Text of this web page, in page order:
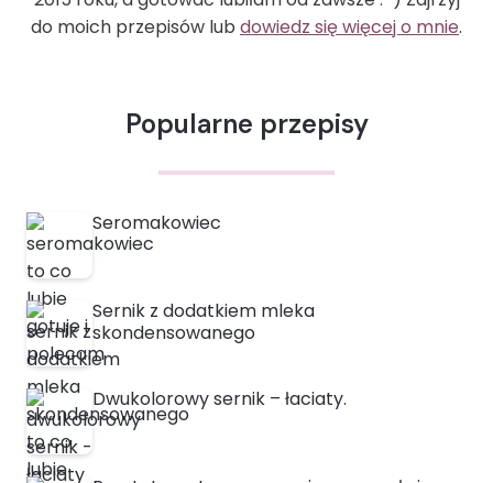
do moich przepisów lub dowiedz się więcej o mnie.
Popularne przepisy
Seromakowiec
Sernik z dodatkiem mleka
skondensowanego
Dwukolorowy sernik – łaciaty.